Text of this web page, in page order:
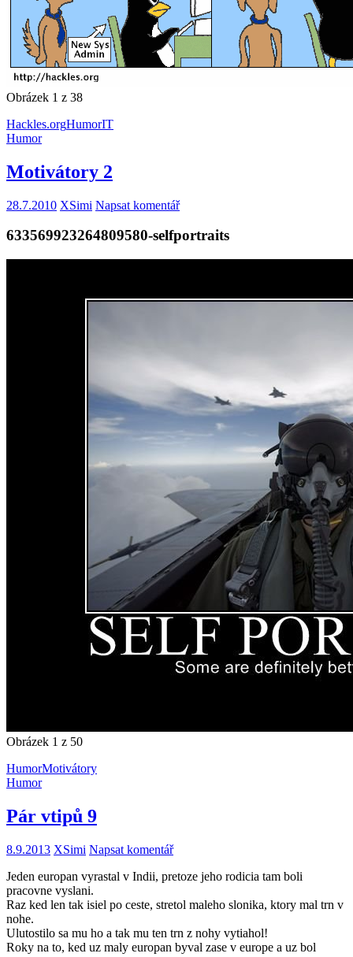
Obrázek 1 z 38
Hackles.orgHumorIT
Humor
Motivátory 2
28.7.2010 XSimi Napsat komentář
633569923264809580-selfportraits
Obrázek 1 z 50
HumorMotivátory
Humor
Pár vtipů 9
8.9.2013 XSimi Napsat komentář
Jeden europan vyrastal v Indii, pretoze jeho rodicia tam boli
pracovne vyslani.
Raz ked len tak isiel po ceste, stretol maleho slonika, ktory mal trn v
nohe.
Ulutostilo sa mu ho a tak mu ten trn z nohy vytiahol!
Roky na to, ked uz maly europan byval zase v europe a uz bol